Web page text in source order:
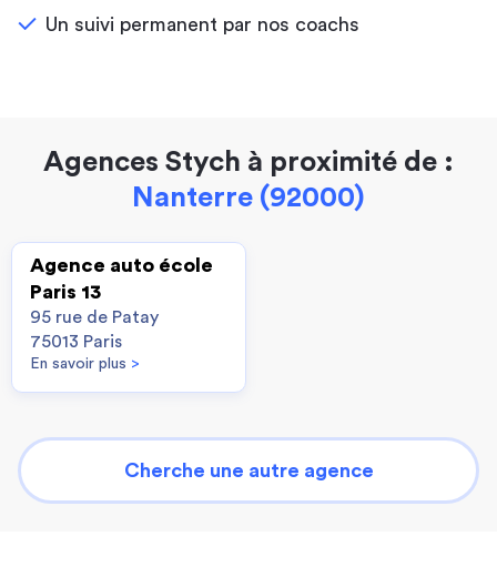
Un suivi permanent par nos coachs
Agences Stych à proximité de :
Nanterre (92000)
Agence auto école
Paris 13
95 rue de Patay
75013 Paris
En savoir plus >
Cherche une autre agence